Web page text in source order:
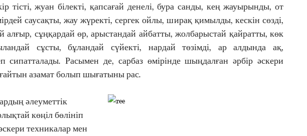
тісті, жуан білекті, қапсағай денелі, бура санды, кең жауырынды, от
саусақты, жау жүректі, сергек ойлы, ширақ қимылды, кескін сөзді,
алғыр, сұңқардай өр, арыстандай айбатты, жолбарыстай қайратты, көк
сұсты, бұландай сүйекті, нардай төзімді, ар алдында ақ,
сипатталады. Расымен де, сарбаз өмірінде шыңдалған әрбір әскери
азамат болып шығатыны рас.
көңіл бөлініп
техникалар мен